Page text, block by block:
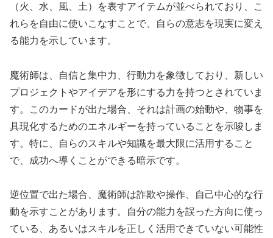
（火、水、風、土）を表すアイテムが並べられており、こ
れらを自由に使いこなすことで、自らの意志を現実に変え
る能力を示しています。
魔術師は、自信と集中力、行動力を象徴しており、新しい
プロジェクトやアイデアを形にする力を持つとされていま
す。このカードが出た場合、それは計画の始動や、物事を
具現化するためのエネルギーを持っていることを示唆しま
す。特に、自らのスキルや知識を最大限に活用すること
で、成功へ導くことができる暗示です。
逆位置で出た場合、魔術師は詐欺や操作、自己中心的な行
動を示すことがあります。自分の能力を誤った方向に使っ
ている、あるいはスキルを正しく活用できていない可能性